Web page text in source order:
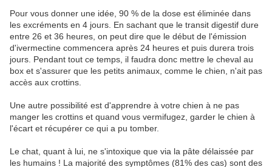
Pour vous donner une idée, 90 % de la dose est éliminée dans
les excréments en 4 jours. En sachant que le transit digestif dure
entre 26 et 36 heures, on peut dire que le début de l'émission
d'ivermectine commencera après 24 heures et puis durera trois
jours. Pendant tout ce temps, il faudra donc mettre le cheval au
box et s'assurer que les petits animaux, comme le chien, n'ait pas
accès aux crottins.
Une autre possibilité est d'apprendre à votre chien à ne pas
manger les crottins et quand vous vermifugez, garder le chien à
l'écart et récupérer ce qui a pu tomber.
Le chat, quant à lui, ne s'intoxique que via la pâte délaissée par
les humains ! La majorité des symptômes (81% des cas) sont des